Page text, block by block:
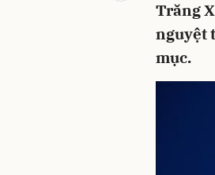
Trăng
nguyệt
mục.